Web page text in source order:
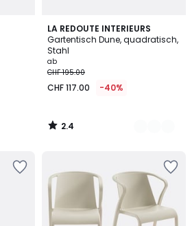
LA REDOUTE INTERIEURS
Gartentisch Dune, quadratisch,
Stahl
ab
CHF 195.00
CHF 117.00 -40%
2.4
/ 5
2
Farben
2.4
/